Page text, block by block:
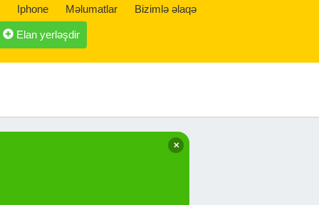
Iphone Məlumatlar Bizimlə əlaqə
Elan yerləşdir
✕